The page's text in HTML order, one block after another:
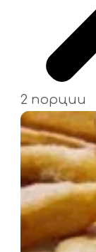
2 порции